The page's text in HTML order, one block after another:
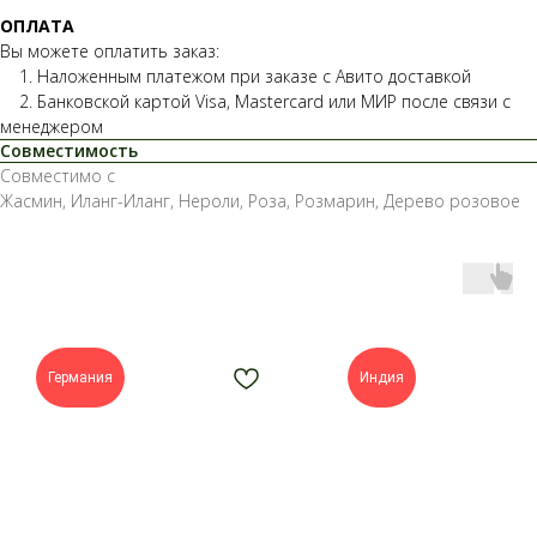
ОПЛАТА
Вы можете оплатить заказ:
1. Наложенным платежом при заказе с Авито доставкой
2. Банковской картой Visa, Mastercard или МИР после связи с
менеджером
Совместимость
Совместимо с
Жасмин, Иланг-Иланг, Нероли, Роза, Розмарин, Дерево розовое
Германия Индия